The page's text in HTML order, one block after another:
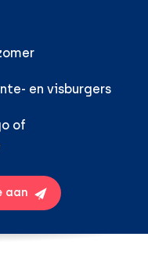
en visburgers
of
aan